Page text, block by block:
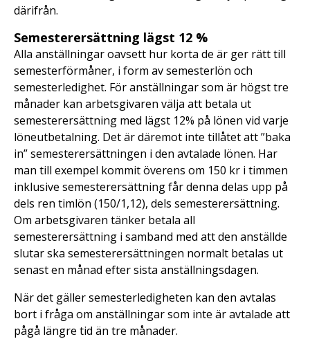
därifrån.
Semesterersättning lägst 12 %
Alla anställningar oavsett hur korta de är ger rätt till
semesterförmåner, i form av semesterlön och
semesterledighet. För anställningar som är högst tre
månader kan arbetsgivaren välja att betala ut
semesterersättning med lägst 12% på lönen vid varje
löneutbetalning. Det är däremot inte tillåtet att ”baka
in” semesterersättningen i den avtalade lönen. Har
man till exempel kommit överens om 150 kr i timmen
inklusive semesterersättning får denna delas upp på
dels ren timlön (150/1,12), dels semesterersättning.
Om arbetsgivaren tänker betala all
semesterersättning i samband med att den anställde
slutar ska semesterersättningen normalt betalas ut
senast en månad efter sista anställningsdagen.
När det gäller semesterledigheten kan den avtalas
bort i fråga om anställningar som inte är avtalade att
pågå längre tid än tre månader.